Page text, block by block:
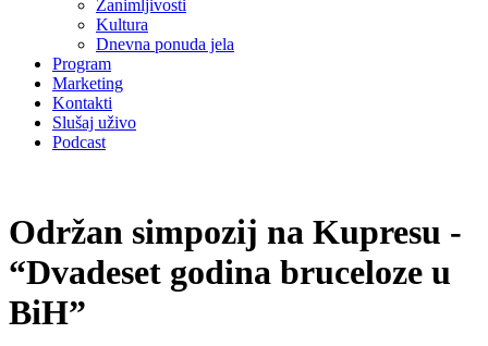
Zanimljivosti
Kultura
Dnevna ponuda jela
Program
Marketing
Kontakti
Slušaj uživo
Podcast
Održan simpozij na Kupresu -
“Dvadeset godina bruceloze u
BiH”